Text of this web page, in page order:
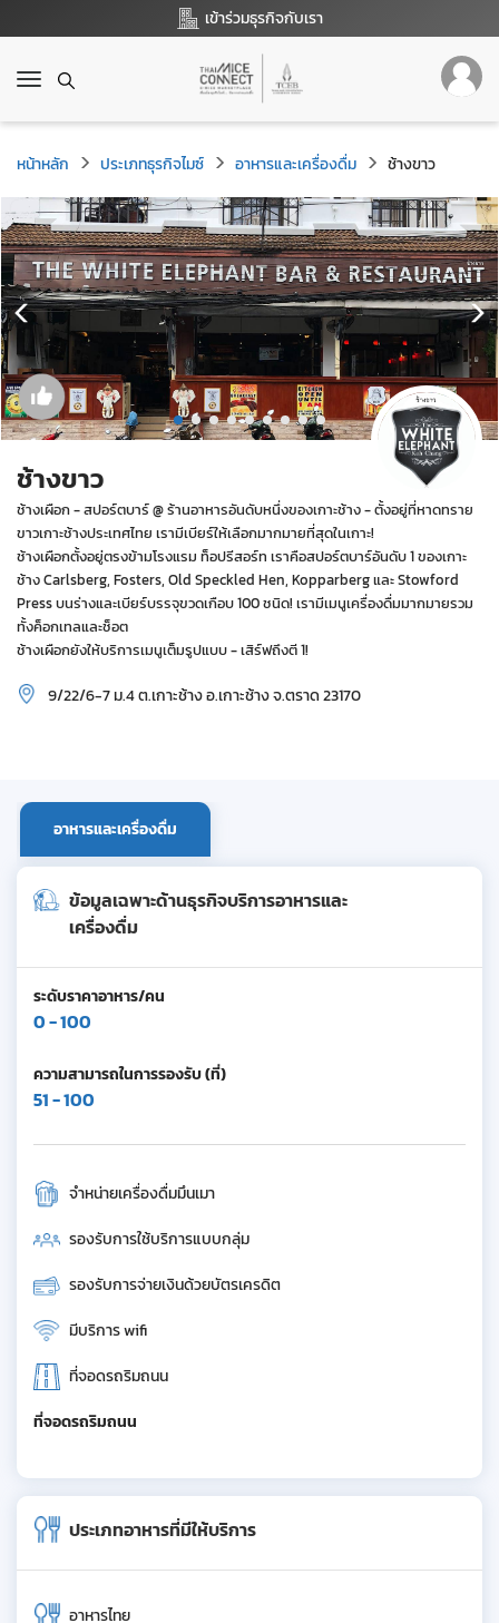
เข้าร่วมธุรกิจกับเรา
T
g
g
l
e
n
a
v
i
g
a
t
i
o
n
หน้าหลัก ประเภทธุรกิจไมซ์ อาหารและเครื่องดื่ม ช้างขาว
ช้างขาว
ช้างเผือก - สปอร์ตบาร์ @ ร้านอาหารอันดับหนึ่งของเกาะช้าง - ตั้งอยู่ที่หาดทราย
ขาวเกาะช้างประเทศไทย เรามีเบียร์ให้เลือกมากมายที่สุดในเกาะ!
ช้างเผือกตั้งอยู่ตรงข้ามโรงแรม ท็อปรีสอร์ท เราคือสปอร์ตบาร์อันดับ 1 ของเกาะ
ช้าง Carlsberg, Fosters, Old Speckled Hen, Kopparberg และ Stowford
Press บนร่างและเบียร์บรรจุขวดเกือบ 100 ชนิด! เรามีเมนูเครื่องดื่มมากมายรวม
ทั้งค็อกเทลและช็อต
ช้างเผือกยังให้บริการเมนูเต็มรูปแบบ - เสิร์ฟถึงตี 1!
9/22/6-7 ม.4 ต.เกาะช้าง อ.เกาะช้าง จ.ตราด 23170
อาหารและเครื่องดื่ม
ข้อมูลเฉพาะด้านธุรกิจบริการอาหารและ
เครื่องดื่ม
ระดับราคาอาหาร/คน
0 - 100
ความสามารถในการรองรับ (ที่)
51 - 100
จำหน่ายเครื่องดื่มมึนเมา
รองรับการใช้บริการแบบกลุ่ม
รองรับการจ่ายเงินด้วยบัตรเครดิต
มีบริการ wifi
ที่จอดรถริมถนน
ที่จอดรถริมถนน
ประเภทอาหารที่มีให้บริการ
อาหารไทย